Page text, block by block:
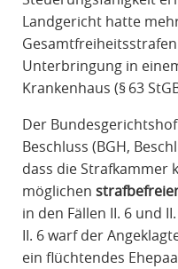
Landgericht hatte
Unterbringung in
Krankenhaus (§ 63
Der
Beschluss (BGH,
dass die Strafkammer
möglichen
in den Fällen II. 6 und
II. 6 warf der
ein flüchtendes